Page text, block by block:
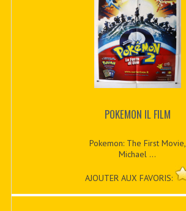
POKEMON IL FILM
Pokemon: The First Movie,
Michael ...
AJOUTER AUX FAVORIS: